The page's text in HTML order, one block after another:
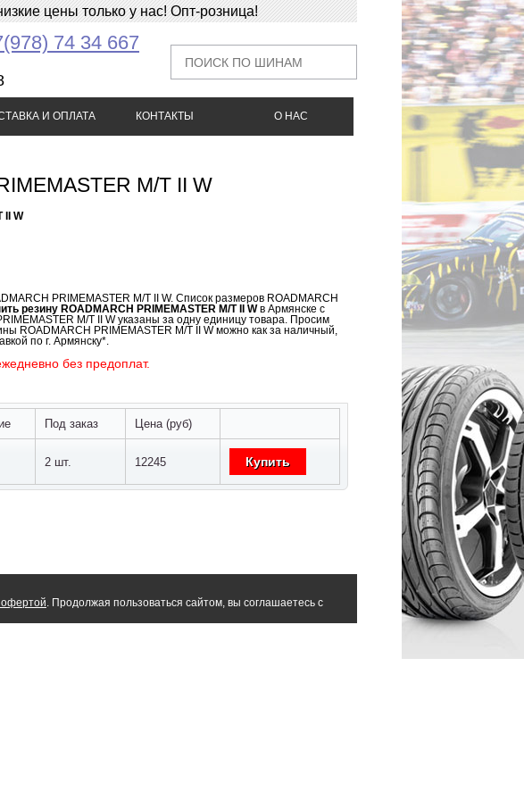
цены только у нас! Опт-розница!
74 34 667
И ОПЛАТА КОНТАКТЫ О НАС
M/T II W
II W
PRIMEMASTER M/T II W. Список размеров ROADMARCH
резину ROADMARCH PRIMEMASTER M/T II Wв Армянске с
M/T II W указаны за одну единицу товара. Просим
ROADMARCH PRIMEMASTER M/T II W можно как за наличный,
по г. Армянску*.
без предоплат.
Под заказ Цена (руб)
2 шт. 12245 Купить
офертой. Продолжая пользоваться сайтом, вы соглашаетесь с